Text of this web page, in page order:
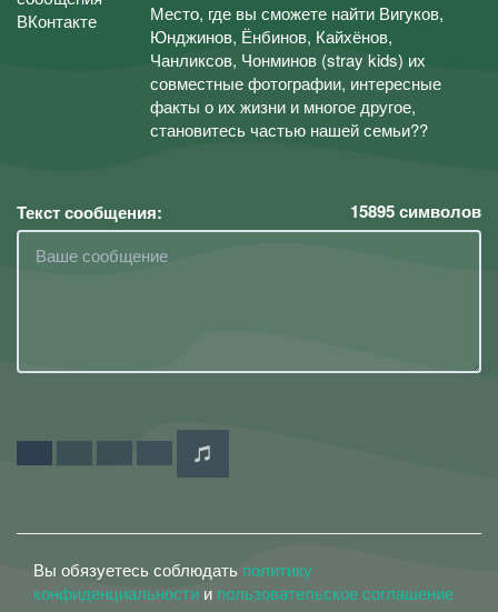
Место, где вы сможете найти Вигуков,
Юнджинов, Ёнбинов, Кайхёнов,
Чанликсов, Чонминов (stray kids) их
совместные фотографии, интересные
факты о их жизни и многое другое,
становитесь частью нашей семьи??
Текст сообщения: 15895символов
Вы обязуетесь соблюдать политику
конфиденциальности и пользовательское соглашение